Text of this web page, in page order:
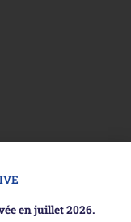
en juillet 2026.